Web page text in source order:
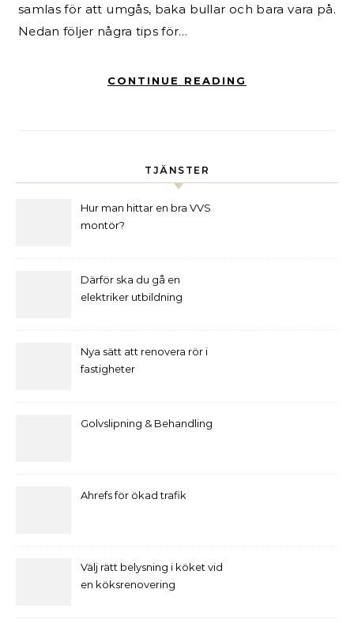
samlas för att umgås, baka bullar och bara vara på.
Nedan följer några tips för…
CONTINUE READING
TJÄNSTER
Hur man hittar en bra VVS
montör?
Därför ska du gå en
elektriker utbildning
Nya sätt att renovera rör i
fastigheter
Golvslipning & Behandling
Ahrefs för ökad trafik
Välj rätt belysning i köket vid
en köksrenovering